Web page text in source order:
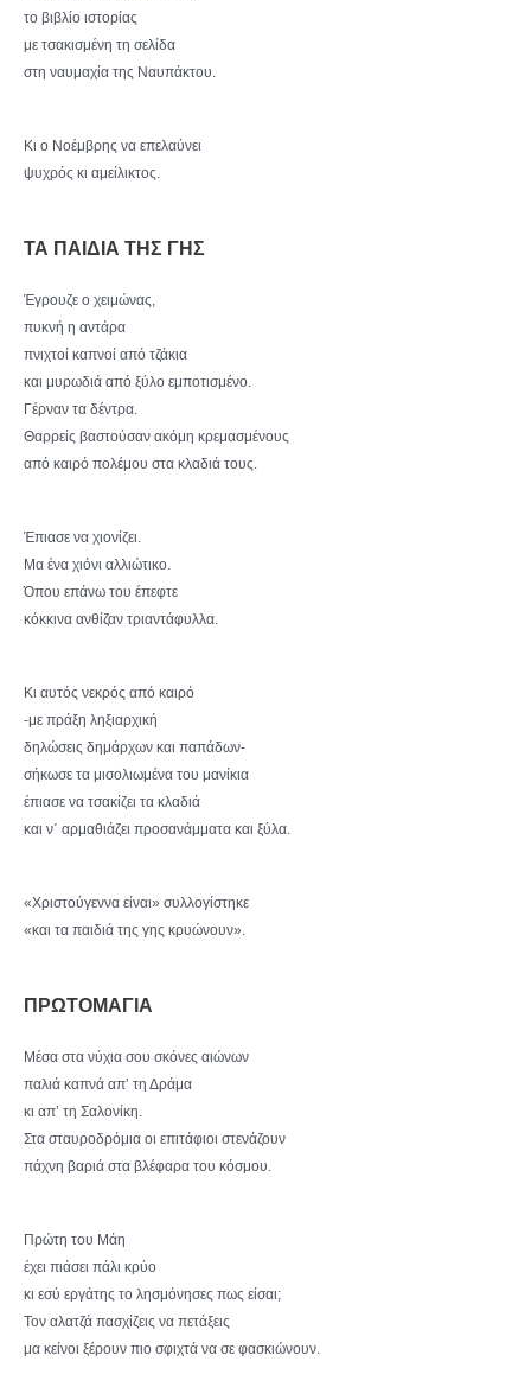
το βιβλίο ιστορίας
με τσακισμένη τη σελίδα
στη ναυμαχία της Ναυπάκτου.
Κι ο Νοέμβρης να επελαύνει
ψυχρός κι αμείλικτος.
ΤΑ ΠΑΙΔΙΑ ΤΗΣ ΓΗΣ
Έγρουζε ο χειμώνας,
πυκνή η αντάρα
πνιχτοί καπνοί από τζάκια
και μυρωδιά από ξύλο εμποτισμένο.
Γέρναν τα δέντρα.
Θαρρείς βαστούσαν ακόμη κρεμασμένους
από καιρό πολέμου στα κλαδιά τους.
Έπιασε να χιονίζει.
Μα ένα χιόνι αλλιώτικο.
Όπου επάνω του έπεφτε
κόκκινα ανθίζαν τριαντάφυλλα.
Κι αυτός νεκρός από καιρό
-με πράξη ληξιαρχική
δηλώσεις δημάρχων και παπάδων-
σήκωσε τα μισολιωμένα του μανίκια
έπιασε να τσακίζει τα κλαδιά
και ν΄ αρμαθιάζει προσανάμματα και ξύλα.
«Χριστούγεννα είναι» συλλογίστηκε
«και τα παιδιά της γης κρυώνουν».
ΠΡΩΤΟΜΑΓΙΑ
Μέσα στα νύχια σου σκόνες αιώνων
παλιά καπνά απ’ τη Δράμα
κι απ’ τη Σαλονίκη.
Στα σταυροδρόμια οι επιτάφιοι στενάζουν
πάχνη βαριά στα βλέφαρα του κόσμου.
Πρώτη του Μάη
έχει πιάσει πάλι κρύο
κι εσύ εργάτης το λησμόνησες πως είσαι;
Τον αλατζά πασχίζεις να πετάξεις
μα κείνοι ξέρουν πιο σφιχτά να σε φασκιώνουν.